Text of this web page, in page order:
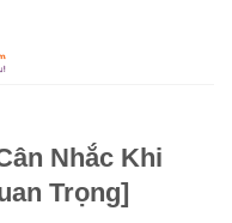
Nhắc Khi
Trọng]